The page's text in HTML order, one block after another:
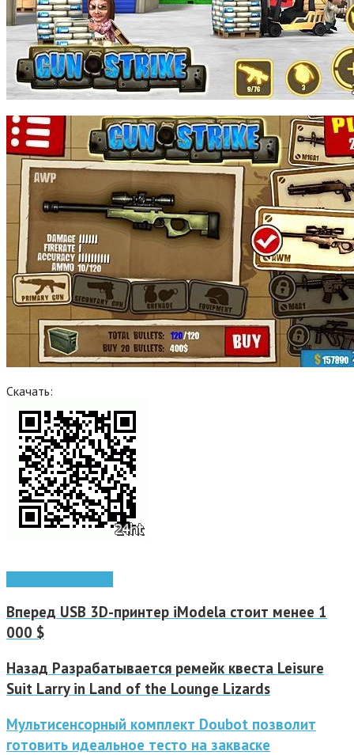
Скачать:
Вперед USB 3D-принтер iModela стоит менее 1
000 $
Назад Разрабатывается ремейк квеста Leisure
Suit Larry in Land of the Lounge Lizards
Мультисенсорный комплект Doubot позволит
готовить идеальное тесто на закваске